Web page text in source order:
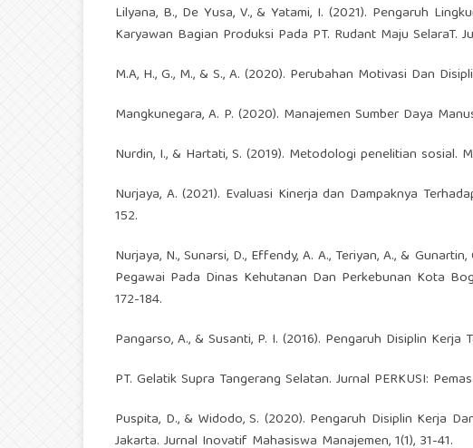
Lilyana, B., De Yusa, V., & Yatami, I. (2021). Pengaruh
Karyawan Bagian Produksi Pada PT. Rudant Maju SelaraT.
M.A, H., G., M., & S., A. (2020). Perubahan Motivasi Dan
Mangkunegara, A. P. (2020). Manajemen Sumber Daya
Nurdin, I., & Hartati, S. (2019). Metodologi penelitian sosial.
Nurjaya, A. (2021). Evaluasi Kinerja dan Dampaknya
152.
Nurjaya, N., Sunarsi, D., Effendy, A. A., Teriyan, A., &
Pegawai Pada Dinas Kehutanan Dan Perkebunan Kota
172-184.
Pangarso, A., & Susanti, P. I. (2016). Pengaruh Disiplin Kerja
PT. Gelatik Supra Tangerang Selatan. Jurnal PERKUSI:
Puspita, D., & Widodo, S. (2020). Pengaruh Disiplin Kerja
Jakarta. Jurnal Inovatif Mahasiswa Manajemen, 1(1), 31-41.